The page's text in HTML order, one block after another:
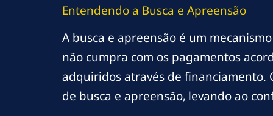
Entendendo a Busca e Apreensão
A busca e apreensão é um
não cumpra com os pagamentos
adquiridos através de financiamento.
de busca e apreensão, levando ao